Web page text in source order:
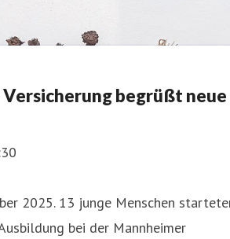
begrüßt neue
2025. 13 junge Menschen
bei der Mannheimer